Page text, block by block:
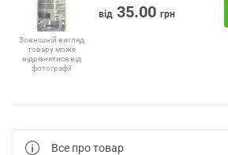
Зовнішній вигляд
товару може
відрізнятися від
фотографії
від 35.00 грн
Все про товар